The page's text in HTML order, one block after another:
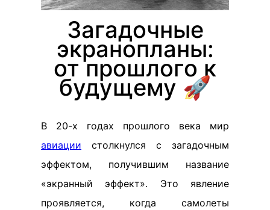
Загадочные
экранопланы:
от прошлого к
будущему 🚀
В 20-х годах прошлого века мир
авиации столкнулся с загадочным
эффектом, получившим название
«экранный эффект». Это явление
проявляется, когда самолеты